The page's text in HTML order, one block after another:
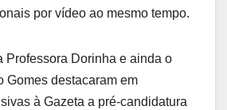
por vídeo ao mesmo tempo.
Professora Dorinha e ainda o
Gomes destacaram em
à Gazeta a pré-candidatura